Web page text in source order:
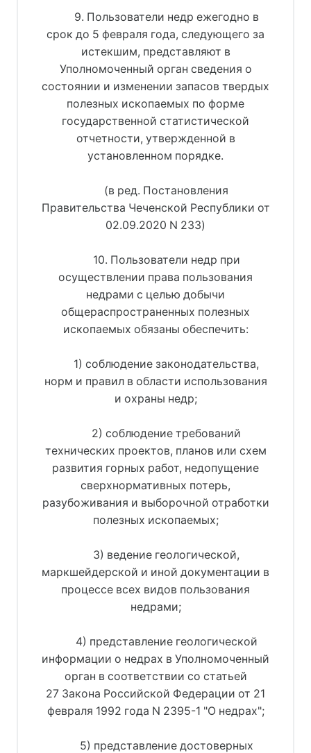
9. Пользователи недр ежегодно в
срок до 5 февраля года, следующего за
истекшим, представляют в
Уполномоченный орган сведения о
состоянии и изменении запасов твердых
полезных ископаемых по форме
государственной статистической
отчетности, утвержденной в
установленном порядке.
(в ред. Постановления
Правительства Чеченской Республики от
02.09.2020 N 233)
10. Пользователи недр при
осуществлении права пользования
недрами с целью добычи
общераспространенных полезных
ископаемых обязаны обеспечить:
1) соблюдение законодательства,
норм и правил в области использования
и охраны недр;
2) соблюдение требований
технических проектов, планов или схем
развития горных работ, недопущение
сверхнормативных потерь,
разубоживания и выборочной отработки
полезных ископаемых;
3) ведение геологической,
маркшейдерской и иной документации в
процессе всех видов пользования
недрами;
4) представление геологической
информации о недрах в Уполномоченный
орган в соответствии со статьей
27 Закона Российской Федерации от 21
февраля 1992 года N 2395-1 "О недрах";
5) представление достоверных